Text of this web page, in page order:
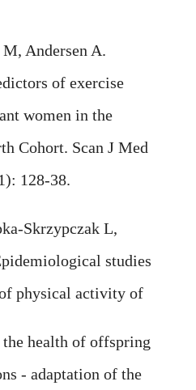
Andersen A.
of exercise
women in the
Cohort. Scan J Med
128-38.
Skrzypczak L,
studies
physical activity of
health of offspring
- adaptation of the